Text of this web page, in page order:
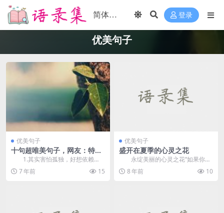
登录
优美句子
优美句子
十句超唯美句子，网友：特别
符合现在的心情
1.其实害怕孤独，好想依赖
人，却从来不曾真的去依赖，因为
已习惯独立孤独。有时...
7 年前 15
优美句子
盛开在夏季的心灵之花
永绽美丽的心灵之花“如果你是
一滴水，你是否滋润了一寸土地？
如果你...
8 年前 10